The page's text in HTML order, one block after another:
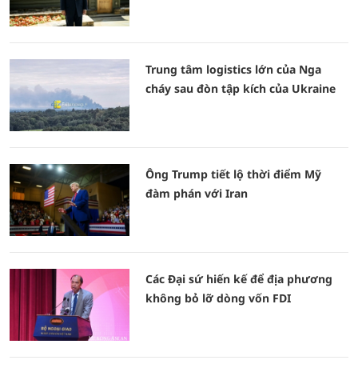
Trung tâm logistics lớn của Nga
cháy sau đòn tập kích của Ukraine
Ông Trump tiết lộ thời điểm Mỹ
đàm phán với Iran
Các Đại sứ hiến kế để địa phương
không bỏ lỡ dòng vốn FDI